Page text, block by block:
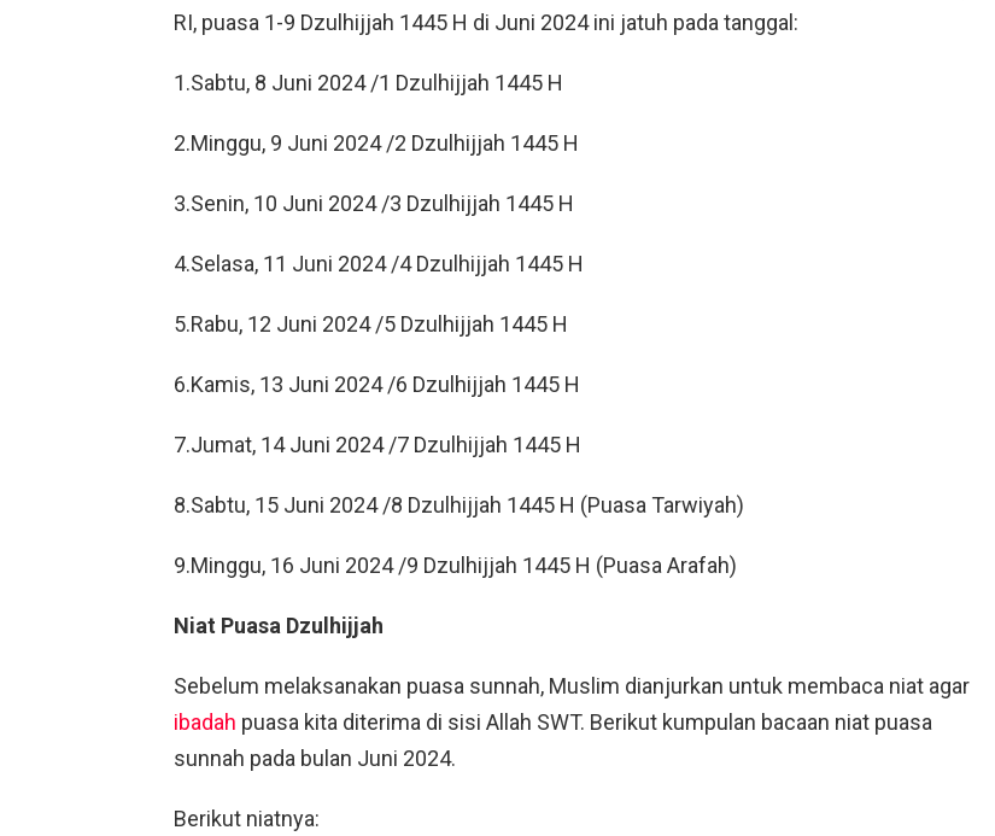
RI, puasa 1-9 Dzulhijjah 1445 H di Juni 2024 ini jatuh pada tanggal:
1.Sabtu, 8 Juni 2024 /1 Dzulhijjah 1445 H
2.Minggu, 9 Juni 2024 /2 Dzulhijjah 1445 H
3.Senin, 10 Juni 2024 /3 Dzulhijjah 1445 H
4.Selasa, 11 Juni 2024 /4 Dzulhijjah 1445 H
5.Rabu, 12 Juni 2024 /5 Dzulhijjah 1445 H
6.Kamis, 13 Juni 2024 /6 Dzulhijjah 1445 H
7.Jumat, 14 Juni 2024 /7 Dzulhijjah 1445 H
8.Sabtu, 15 Juni 2024 /8 Dzulhijjah 1445 H (Puasa Tarwiyah)
9.Minggu, 16 Juni 2024 /9 Dzulhijjah 1445 H (Puasa Arafah)
Niat Puasa Dzulhijjah
Sebelum melaksanakan puasa sunnah, Muslim dianjurkan untuk membaca niat agar
ibadah puasa kita diterima di sisi Allah SWT. Berikut kumpulan bacaan niat puasa
sunnah pada bulan Juni 2024.
Berikut niatnya: